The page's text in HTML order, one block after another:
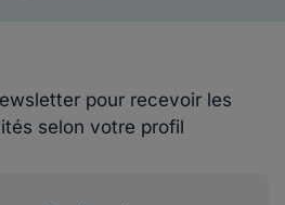
pour recevoir les
selon votre profil